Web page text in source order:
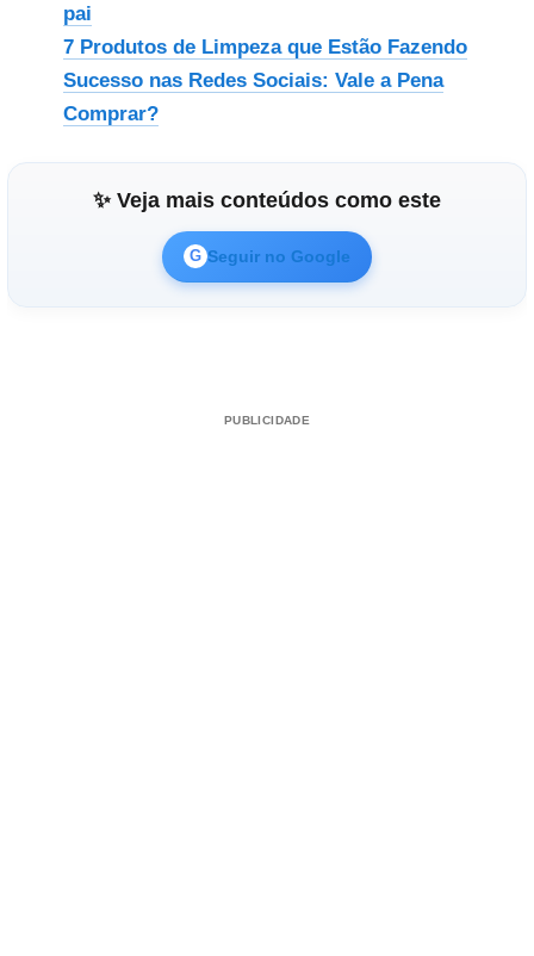
pai
7 Produtos de Limpeza que Estão Fazendo
Sucesso nas Redes Sociais: Vale a Pena
Comprar?
✨ Veja mais conteúdos como este
G Seguir no Google
PUBLICIDADE